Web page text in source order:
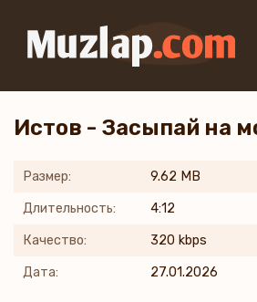
Истов - Засыпай на
Размер: 9.62 MB
Длительность: 4:12
Качество: 320 kbps
Дата: 27.01.2026